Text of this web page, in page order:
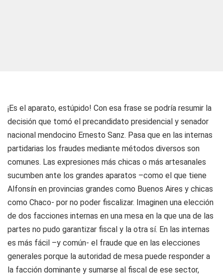
¡Es el aparato, estúpido! Con esa frase se podría resumir la
decisión que tomó el precandidato presidencial y senador
nacional mendocino Ernesto Sanz. Pasa que en las internas
partidarias los fraudes mediante métodos diversos son
comunes. Las expresiones más chicas o más artesanales
sucumben ante los grandes aparatos –como el que tiene
Alfonsín en provincias grandes como Buenos Aires y chicas
como Chaco- por no poder fiscalizar. Imaginen una elección
de dos facciones internas en una mesa en la que una de las
partes no pudo garantizar fiscal y la otra sí. En las internas
es más fácil –y común- el fraude que en las elecciones
generales porque la autoridad de mesa puede responder a
la facción dominante y sumarse al fiscal de ese sector,